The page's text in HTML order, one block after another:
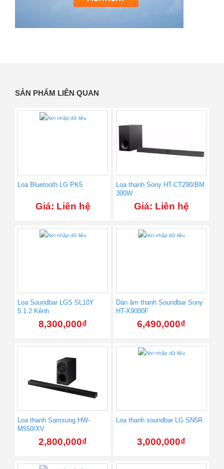
SẢN PHẨM LIÊN QUAN
Loa Bluetooth LG PK5
Giá: Liên hệ
Loa thanh Sony HT-CT290/BM
300W
Giá: Liên hệ
Loa Soundbar LGS SL10Y
5.1.2 Kênh
8,300,000₫
Dàn âm thanh Soundbar Sony
HT-X9000F
6,490,000₫
Loa thanh Samsung HW-
M550/XV
2,800,000₫
Loa thanh soundbar LG SN5R
3,000,000₫